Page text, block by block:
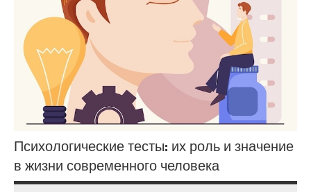
Психологические тесты: их роль и значение
в жизни современного человека